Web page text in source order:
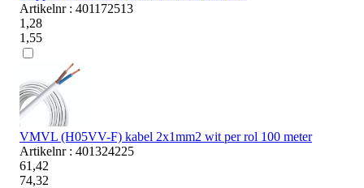
Artikelnr : 401172513
1,28
1,55
VMVL (H05VV-F) kabel 2x1mm2 wit per rol 100 meter
Artikelnr : 401324225
61,42
74,32